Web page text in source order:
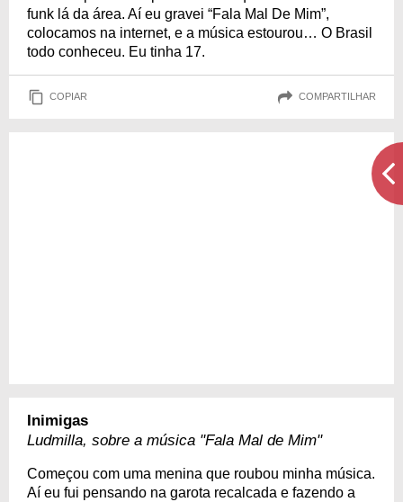
funk lá da área. Aí eu gravei “Fala Mal De Mim”,
colocamos na internet, e a música estourou… O Brasil
todo conheceu. Eu tinha 17.
COPIAR COMPARTILHAR
Inimigas
Ludmilla, sobre a música "Fala Mal de Mim"
Começou com uma menina que roubou minha música.
Aí eu fui pensando na garota recalcada e fazendo a